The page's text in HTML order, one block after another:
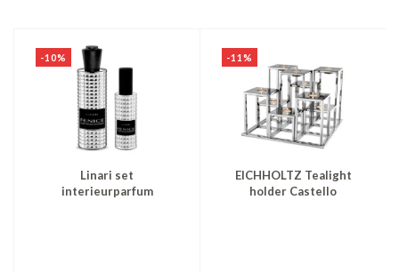
-10%
Linari set
interieurparfum
-11%
EICHHOLTZ Tealight
holder Castello